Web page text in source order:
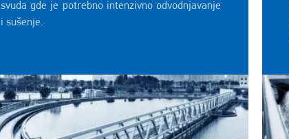
svuda gde je potrebno intenzivno odvodnjavanje
i sušenje.